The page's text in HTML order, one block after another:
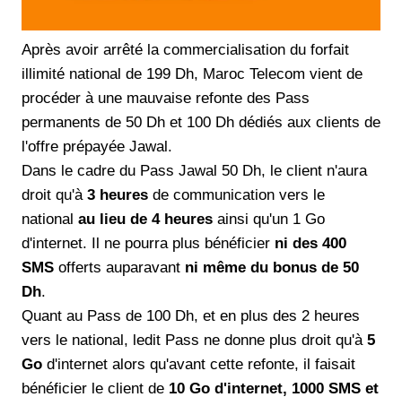
Après avoir arrêté la commercialisation du forfait
illimité national de 199 Dh, Maroc Telecom vient de
procéder à une mauvaise refonte des Pass
permanents de 50 Dh et 100 Dh dédiés aux clients de
l'offre prépayée Jawal.
Dans le cadre du Pass Jawal 50 Dh, le client n'aura
droit qu'à 3 heures de communication vers le
national au lieu de 4 heures ainsi qu'un 1 Go
d'internet. Il ne pourra plus bénéficier ni des 400
SMS offerts auparavant ni même du bonus de 50
Dh.
Quant au Pass de 100 Dh, et en plus des 2 heures
vers le national, ledit Pass ne donne plus droit qu'à 5
Go d'internet alors qu'avant cette refonte, il faisait
bénéficier le client de 10 Go d'internet, 1000 SMS et